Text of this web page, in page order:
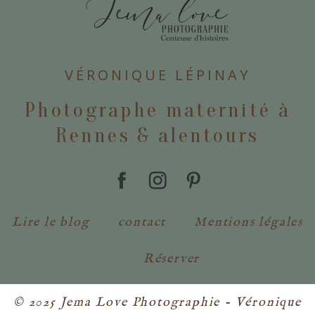
POSTER VOTRE COMMENTAIRE
VÉRONIQUE LÉPINAY
Photographe maternité à
Rennes & alentours
Lire le blog contact Mentions légales
Réserver
© 2025 Jema Love Photographie - Véronique